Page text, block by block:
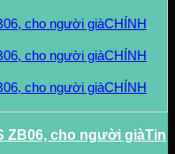
CHÍNH
CHÍNH
CHÍNH
Tin